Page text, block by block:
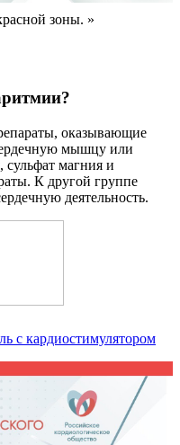
зоны. »
оказывающие
мышцу или
сульфат магния и
К другой группе
деятельность.
с кардиостимулятором